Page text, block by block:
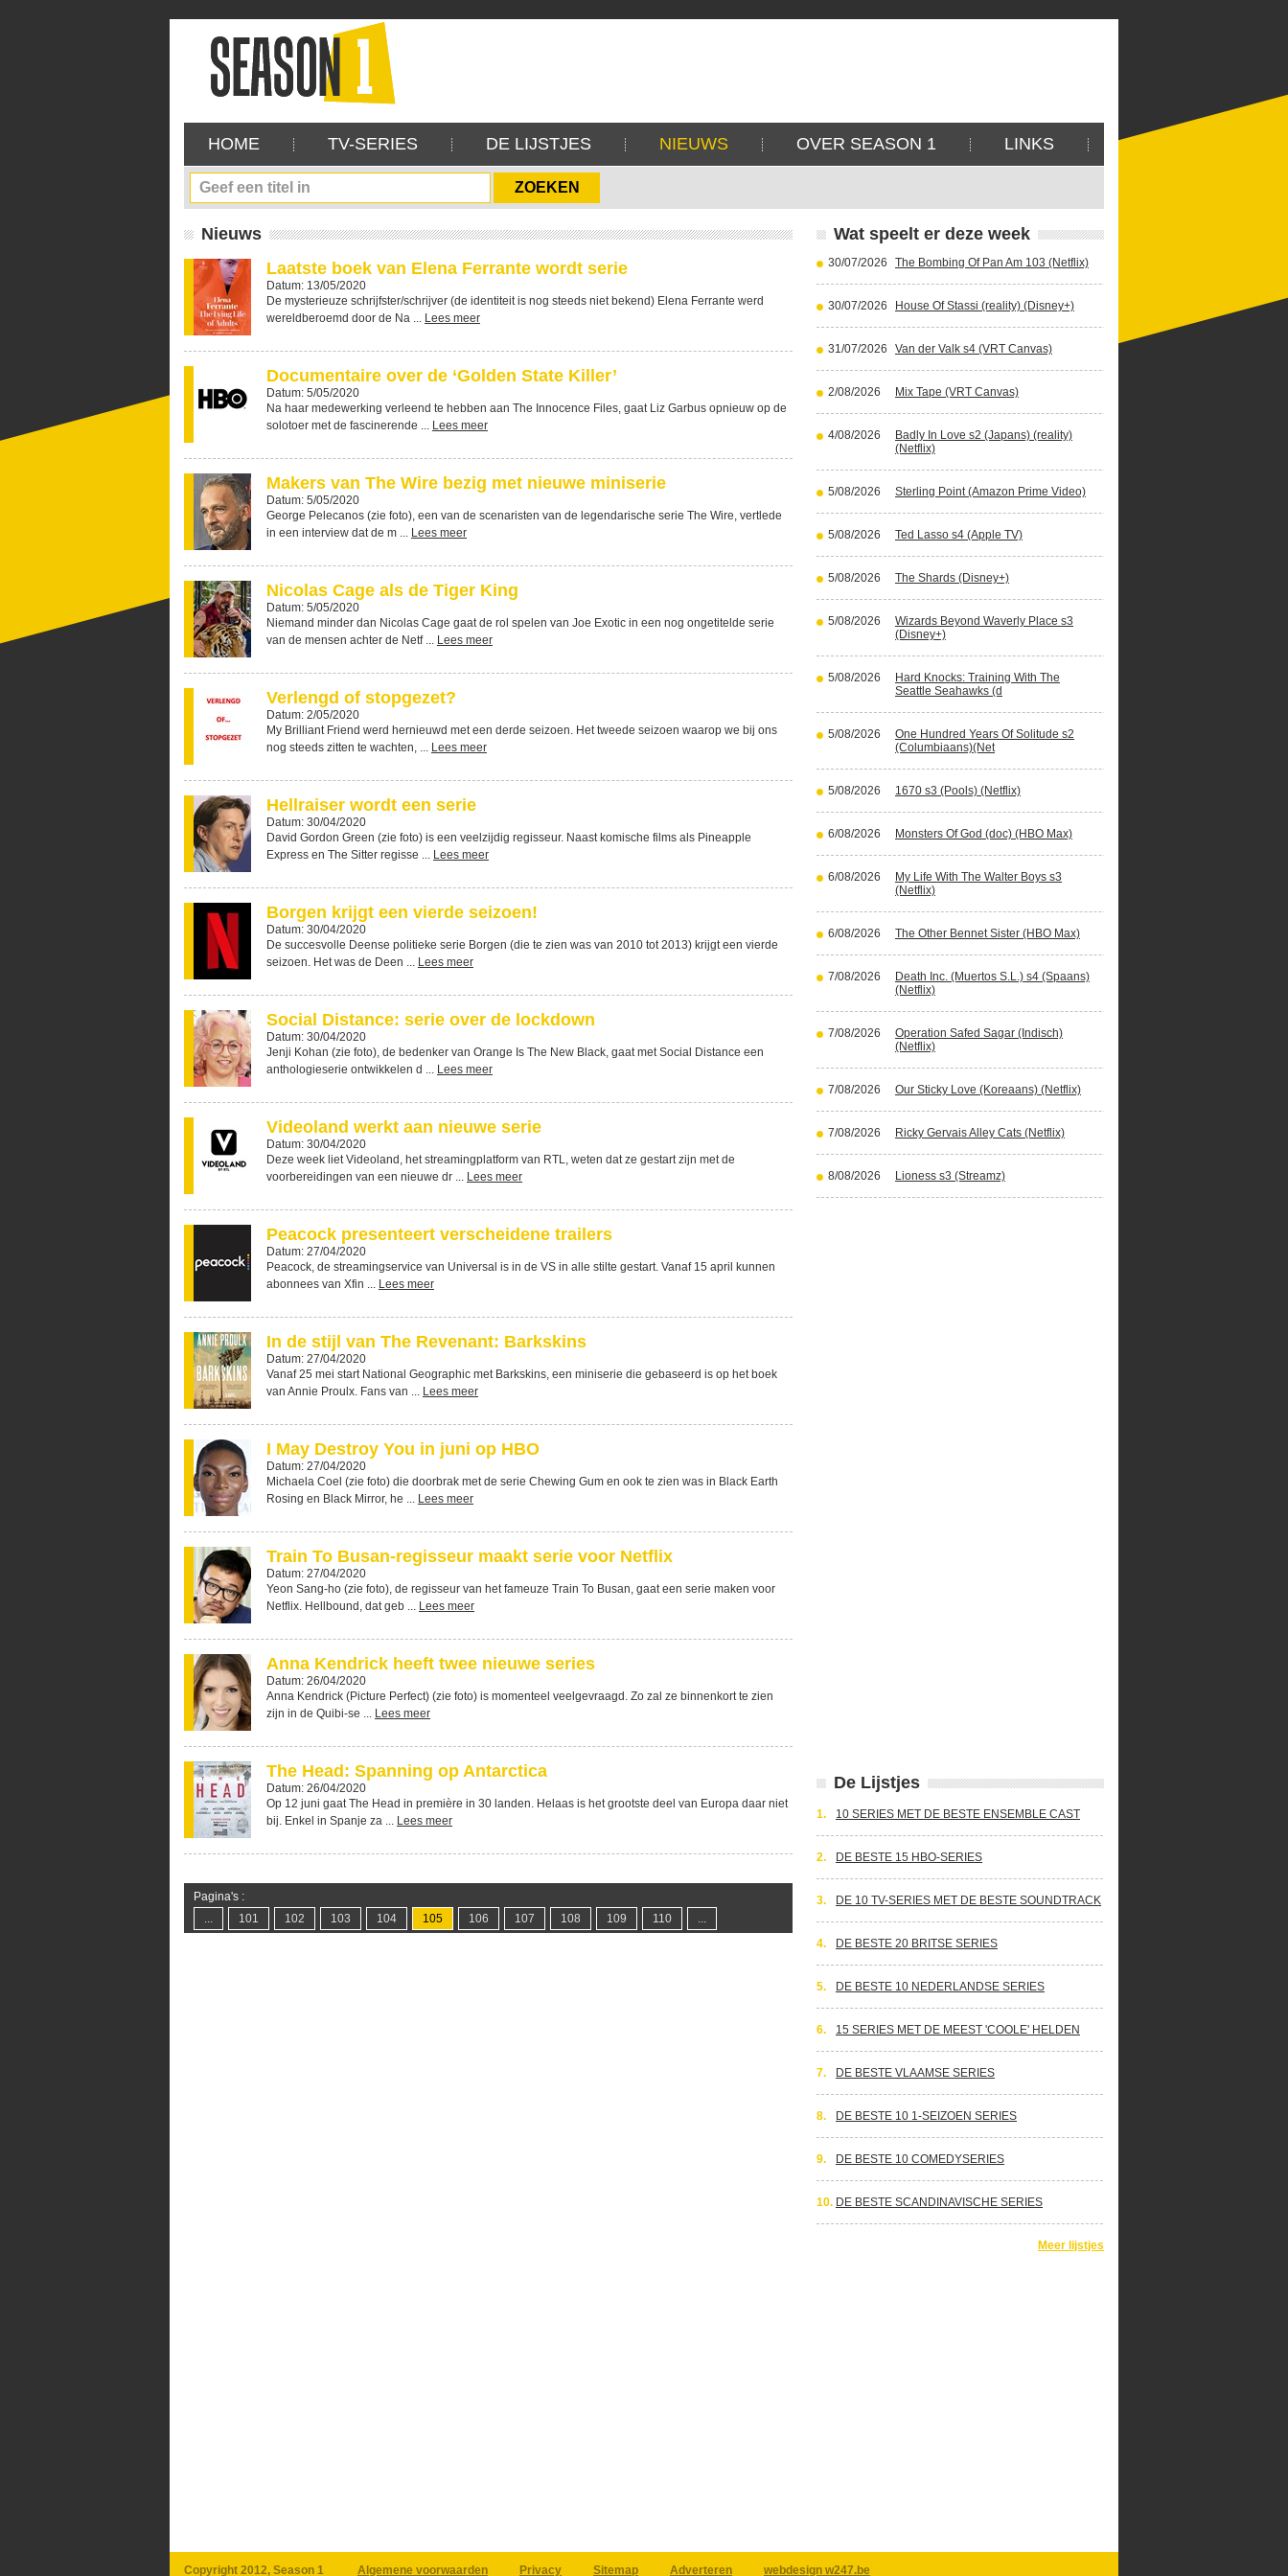
HOME TV-SERIES DE LIJSTJES NIEUWS OVER SEASON 1 LINKS
Nieuws
Laatste boek van Elena Ferrante wordt serie
Datum: 13/05/2020
De mysterieuze schrijfster/schrijver (de identiteit is nog steeds niet bekend) Elena Ferrante werd
wereldberoemd door de Na ... Lees meer
Documentaire over de ‘Golden State Killer’
Datum: 5/05/2020
Na haar medewerking verleend te hebben aan The Innocence Files, gaat Liz Garbus opnieuw op de
solotoer met de fascinerende ... Lees meer
Makers van The Wire bezig met nieuwe miniserie
Datum: 5/05/2020
George Pelecanos (zie foto), een van de scenaristen van de legendarische serie The Wire, vertlede
in een interview dat de m ... Lees meer
Nicolas Cage als de Tiger King
Datum: 5/05/2020
Niemand minder dan Nicolas Cage gaat de rol spelen van Joe Exotic in een nog ongetitelde serie
van de mensen achter de Netf ... Lees meer
Verlengd of stopgezet?
Datum: 2/05/2020
My Brilliant Friend werd hernieuwd met een derde seizoen. Het tweede seizoen waarop we bij ons
nog steeds zitten te wachten, ... Lees meer
Hellraiser wordt een serie
Datum: 30/04/2020
David Gordon Green (zie foto) is een veelzijdig regisseur. Naast komische films als Pineapple
Express en The Sitter regisse ... Lees meer
Borgen krijgt een vierde seizoen!
Datum: 30/04/2020
De succesvolle Deense politieke serie Borgen (die te zien was van 2010 tot 2013) krijgt een vierde
seizoen. Het was de Deen ... Lees meer
Social Distance: serie over de lockdown
Datum: 30/04/2020
Jenji Kohan (zie foto), de bedenker van Orange Is The New Black, gaat met Social Distance een
anthologieserie ontwikkelen d ... Lees meer
Videoland werkt aan nieuwe serie
Datum: 30/04/2020
Deze week liet Videoland, het streamingplatform van RTL, weten dat ze gestart zijn met de
voorbereidingen van een nieuwe dr ... Lees meer
Peacock presenteert verscheidene trailers
Datum: 27/04/2020
Peacock, de streamingservice van Universal is in de VS in alle stilte gestart. Vanaf 15 april kunnen
abonnees van Xfin ... Lees meer
In de stijl van The Revenant: Barkskins
Datum: 27/04/2020
Vanaf 25 mei start National Geographic met Barkskins, een miniserie die gebaseerd is op het boek
van Annie Proulx. Fans van ... Lees meer
I May Destroy You in juni op HBO
Datum: 27/04/2020
Michaela Coel (zie foto) die doorbrak met de serie Chewing Gum en ook te zien was in Black Earth
Rosing en Black Mirror, he ... Lees meer
Train To Busan-regisseur maakt serie voor Netflix
Datum: 27/04/2020
Yeon Sang-ho (zie foto), de regisseur van het fameuze Train To Busan, gaat een serie maken voor
Netflix. Hellbound, dat geb ... Lees meer
Anna Kendrick heeft twee nieuwe series
Datum: 26/04/2020
Anna Kendrick (Picture Perfect) (zie foto) is momenteel veelgevraagd. Zo zal ze binnenkort te zien
zijn in de Quibi-se ... Lees meer
The Head: Spanning op Antarctica
Datum: 26/04/2020
Op 12 juni gaat The Head in première in 30 landen. Helaas is het grootste deel van Europa daar niet
bij. Enkel in Spanje za ... Lees meer
Pagina's :
...
101 102 103 104 105 106 107 108 109 110 ...
Wat speelt er deze week
30/07/2026 The Bombing Of Pan Am 103 (Netflix)
30/07/2026 House Of Stassi (reality) (Disney+)
31/07/2026 Van der Valk s4 (VRT Canvas)
2/08/2026 Mix Tape (VRT Canvas)
4/08/2026
Badly In Love s2 (Japans) (reality)
(Netflix)
5/08/2026 Sterling Point (Amazon Prime Video)
5/08/2026 Ted Lasso s4 (Apple TV)
5/08/2026 The Shards (Disney+)
5/08/2026
Wizards Beyond Waverly Place s3
(Disney+)
5/08/2026
Hard Knocks: Training With The
Seattle Seahawks (d
5/08/2026
One Hundred Years Of Solitude s2
(Columbiaans)(Net
5/08/2026 1670 s3 (Pools) (Netflix)
6/08/2026 Monsters Of God (doc) (HBO Max)
6/08/2026
My Life With The Walter Boys s3
(Netflix)
6/08/2026 The Other Bennet Sister (HBO Max)
7/08/2026
Death Inc. (Muertos S.L.) s4 (Spaans)
(Netflix)
7/08/2026
Operation Safed Sagar (Indisch)
(Netflix)
7/08/2026 Our Sticky Love (Koreaans) (Netflix)
7/08/2026 Ricky Gervais Alley Cats (Netflix)
8/08/2026 Lioness s3 (Streamz)
De Lijstjes
1. 10 SERIES MET DE BESTE ENSEMBLE CAST
2. DE BESTE 15 HBO-SERIES
3. DE 10 TV-SERIES MET DE BESTE SOUNDTRACK
4. DE BESTE 20 BRITSE SERIES
5. DE BESTE 10 NEDERLANDSE SERIES
6. 15 SERIES MET DE MEEST 'COOLE' HELDEN
7. DE BESTE VLAAMSE SERIES
8. DE BESTE 10 1-SEIZOEN SERIES
9. DE BESTE 10 COMEDYSERIES
10. DE BESTE SCANDINAVISCHE SERIES
Meer lijstjes
Copyright 2012, Season 1 Algemene voorwaarden Privacy Sitemap Adverteren webdesign w247.be